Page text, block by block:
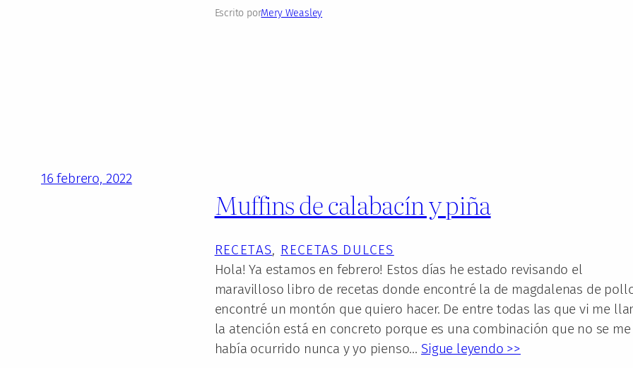
Escrito porMery Weasley
16 febrero, 2022
Muffins de calabacín y piña
RECETAS, RECETAS DULCES
Hola! Ya estamos en febrero! Estos días he estado revisando el
maravilloso libro de recetas donde encontré la de magdalenas de
encontré un montón que quiero hacer. De entre todas las que vi me
la atención está en concreto porque es una combinación que no se me
había ocurrido nunca y yo pienso… Sigue leyendo >>